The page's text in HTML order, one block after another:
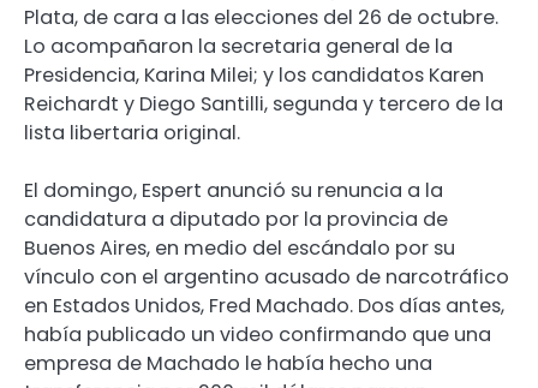
Plata, de cara a las elecciones del 26 de octubre.
Lo acompañaron la secretaria general de la
Presidencia, Karina Milei; y los candidatos Karen
Reichardt y Diego Santilli, segunda y tercero de la
lista libertaria original.
El domingo, Espert anunció su renuncia a la
candidatura a diputado por la provincia de
Buenos Aires, en medio del escándalo por su
vínculo con el argentino acusado de narcotráfico
en Estados Unidos, Fred Machado. Dos días antes,
había publicado un video confirmando que una
empresa de Machado le había hecho una